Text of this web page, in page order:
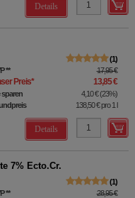
Details
1
** 17,95 €
Preis* 13,85 €
sparen 4,10 €(23%)
138,50 €pro 1 l
Details
7% Ecto.Cr.
1
** 28,95 €